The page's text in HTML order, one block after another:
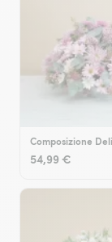
Composizione
54,99 €